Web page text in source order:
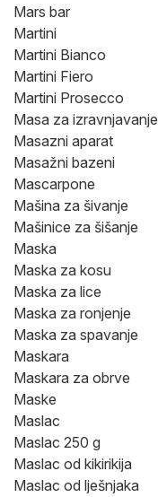
Mars bar
Martini
Martini Bianco
Martini Fiero
Martini Prosecco
Masa za izravnjavanje
Masazni aparat
Masažni bazeni
Mascarpone
Mašina za šivanje
Mašinice za šišanje
Maska
Maska za kosu
Maska za lice
Maska za ronjenje
Maska za spavanje
Maskara
Maskara za obrve
Maske
Maslac
Maslac 250 g
Maslac od kikirikija
Maslac od lješnjaka